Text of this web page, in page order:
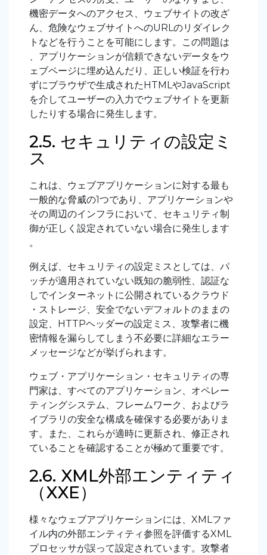
機密データへのアクセス、ウェブサイトの改ざ
ん、危険なウェブサイトへのURLのリダイレク
トなどを行うことを可能にします。この問題は
、アプリケーションが信頼できないデータをウ
ェブページに埋め込んだり、正しい検証を行わ
ずにブラウザで生成されたHTMLやJavaScript
を介してユーザーの入力でウェブサイトを更新
したりする場合に発生します。
2.5. セキュリティの設定ミ
ス
これは、ウェブアプリケーションに対する最も
一般的な脅威の1つであり、アプリケーションや
その周辺のインフラにおいて、セキュリティ制
御が正しく設定されていない場合に発生します
。
例えば、セキュリティの設定ミスとしては、パ
ッチが適用されていない既知の脆弱性、認証な
しでインターネットに公開されているクラウド
・ストレージ、安全でないデフォルトのままの
設定、HTTPヘッダーの設定ミス、攻撃者に機
密情報を漏らしてしまう不必要に詳細なエラー
メッセージなどが挙げられます。
ウェブ・アプリケーション・セキュリティの専
門家は、すべてのアプリケーション、オペレー
ティングシステム、フレームワーク、およびラ
イブラリの安全な構成を確保する必要がありま
す。また、これらが適時に更新され、修正され
ていることを確認することが極めて重要です。
2.6. XML外部エンティティ
（XXE）
様々なウェブアプリケーションには、XMLファ
イル内の外部エンティティ参照を評価するXML
プロセッサが誤って設定されています。攻撃者